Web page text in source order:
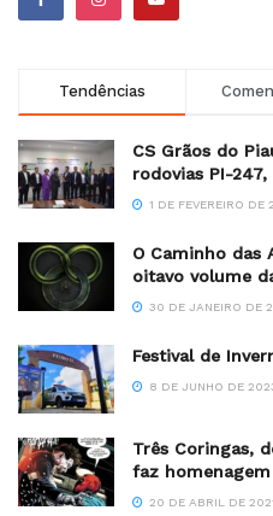
Tendências
CS Grãos do
rodovias PI-
1 DE FEVEREIRO DE
O Caminho das
oitavo volume
30 DE JANEIRO DE
Festival de
8 DE JUNHO DE
Três Coringas,
faz
20 DE ABRIL DE